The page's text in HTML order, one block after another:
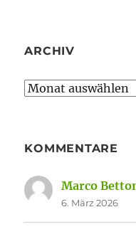
ARCHIV
Archiv
KOMMENTARE
Marco
6. März 2026